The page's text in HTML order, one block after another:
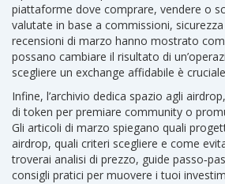
piattaforme dove comprare, vendere o
valutate in base a commissioni,
recensioni di marzo hanno mostrato
possano cambiare il risultato di
scegliere un exchange affidabile è
Infine, l’archivio dedica spazio agli airdrop,
di token per premiare community o
Gli articoli di marzo spiegano quali
airdrop, quali criteri scegliere e come
troverai analisi di prezzo, guide
consigli pratici per muovere i tuoi